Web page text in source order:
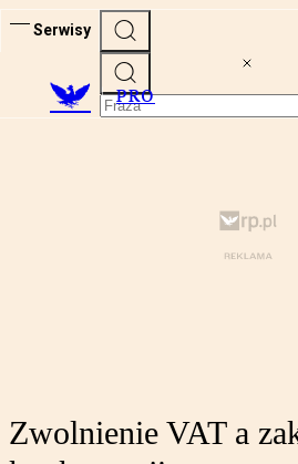
Serwisy
PRO
Zwolnienie VAT a